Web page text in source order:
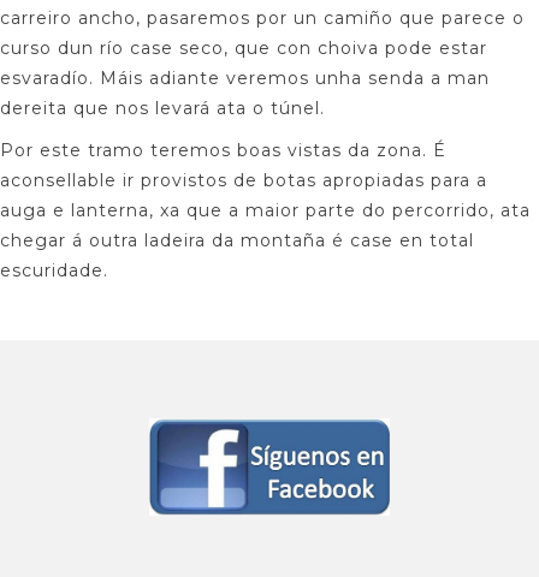
carreiro ancho, pasaremos por un camiño que parece o
curso dun río case seco, que con choiva pode estar
esvaradío. Máis adiante veremos unha senda a man
dereita que nos levará ata o túnel.
Por este tramo teremos boas vistas da zona. É
aconsellable ir provistos de botas apropiadas para a
auga e lanterna, xa que a maior parte do percorrido, ata
chegar á outra ladeira da montaña é case en total
escuridade.